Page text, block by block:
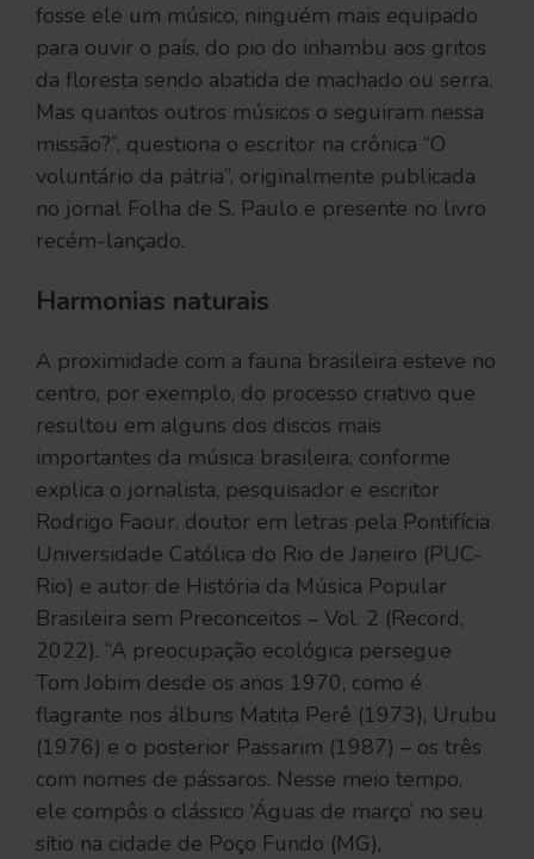
fosse ele um músico, ninguém mais equipado
para ouvir o país, do pio do inhambu aos gritos
da floresta sendo abatida de machado ou serra.
Mas quantos outros músicos o seguiram nessa
missão?”, questiona o escritor na crônica “O
voluntário da pátria”, originalmente publicada
no jornal Folha de S. Paulo e presente no livro
recém-lançado.
Harmonias naturais
A proximidade com a fauna brasileira esteve no
centro, por exemplo, do processo criativo que
resultou em alguns dos discos mais
importantes da música brasileira, conforme
explica o jornalista, pesquisador e escritor
Rodrigo Faour, doutor em letras pela Pontifícia
Universidade Católica do Rio de Janeiro (PUC-
Rio) e autor de História da Música Popular
Brasileira sem Preconceitos – Vol. 2 (Record,
2022). “A preocupação ecológica persegue
Tom Jobim desde os anos 1970, como é
flagrante nos álbuns Matita Perê (1973), Urubu
(1976) e o posterior Passarim (1987) – os três
com nomes de pássaros. Nesse meio tempo,
ele compôs o clássico ‘Águas de março’ no seu
sítio na cidade de Poço Fundo (MG),